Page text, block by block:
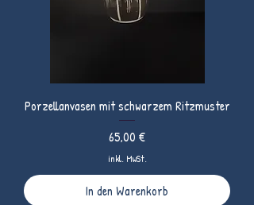
Porzellanvasen mit schwarzem Ritzmuster
Preis
65,00 €
inkl. MwSt.
In den Warenkorb